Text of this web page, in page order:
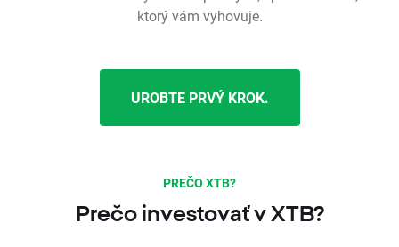
ktorý vám vyhovuje.
UROBTE PRVÝ KROK.
PREČO XTB?
Prečo investovať v XTB?